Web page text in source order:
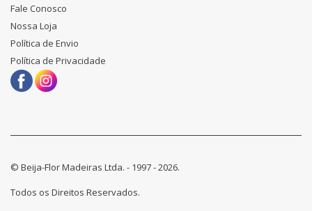
Fale Conosco
Nossa Loja
Política de Envio
Política de Privacidade
© Beija-Flor Madeiras Ltda. - 1997 - 2026.
Todos os Direitos Reservados.